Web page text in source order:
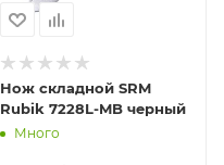
Нож складной SRM
Rubik 7228L-MB черный
Много